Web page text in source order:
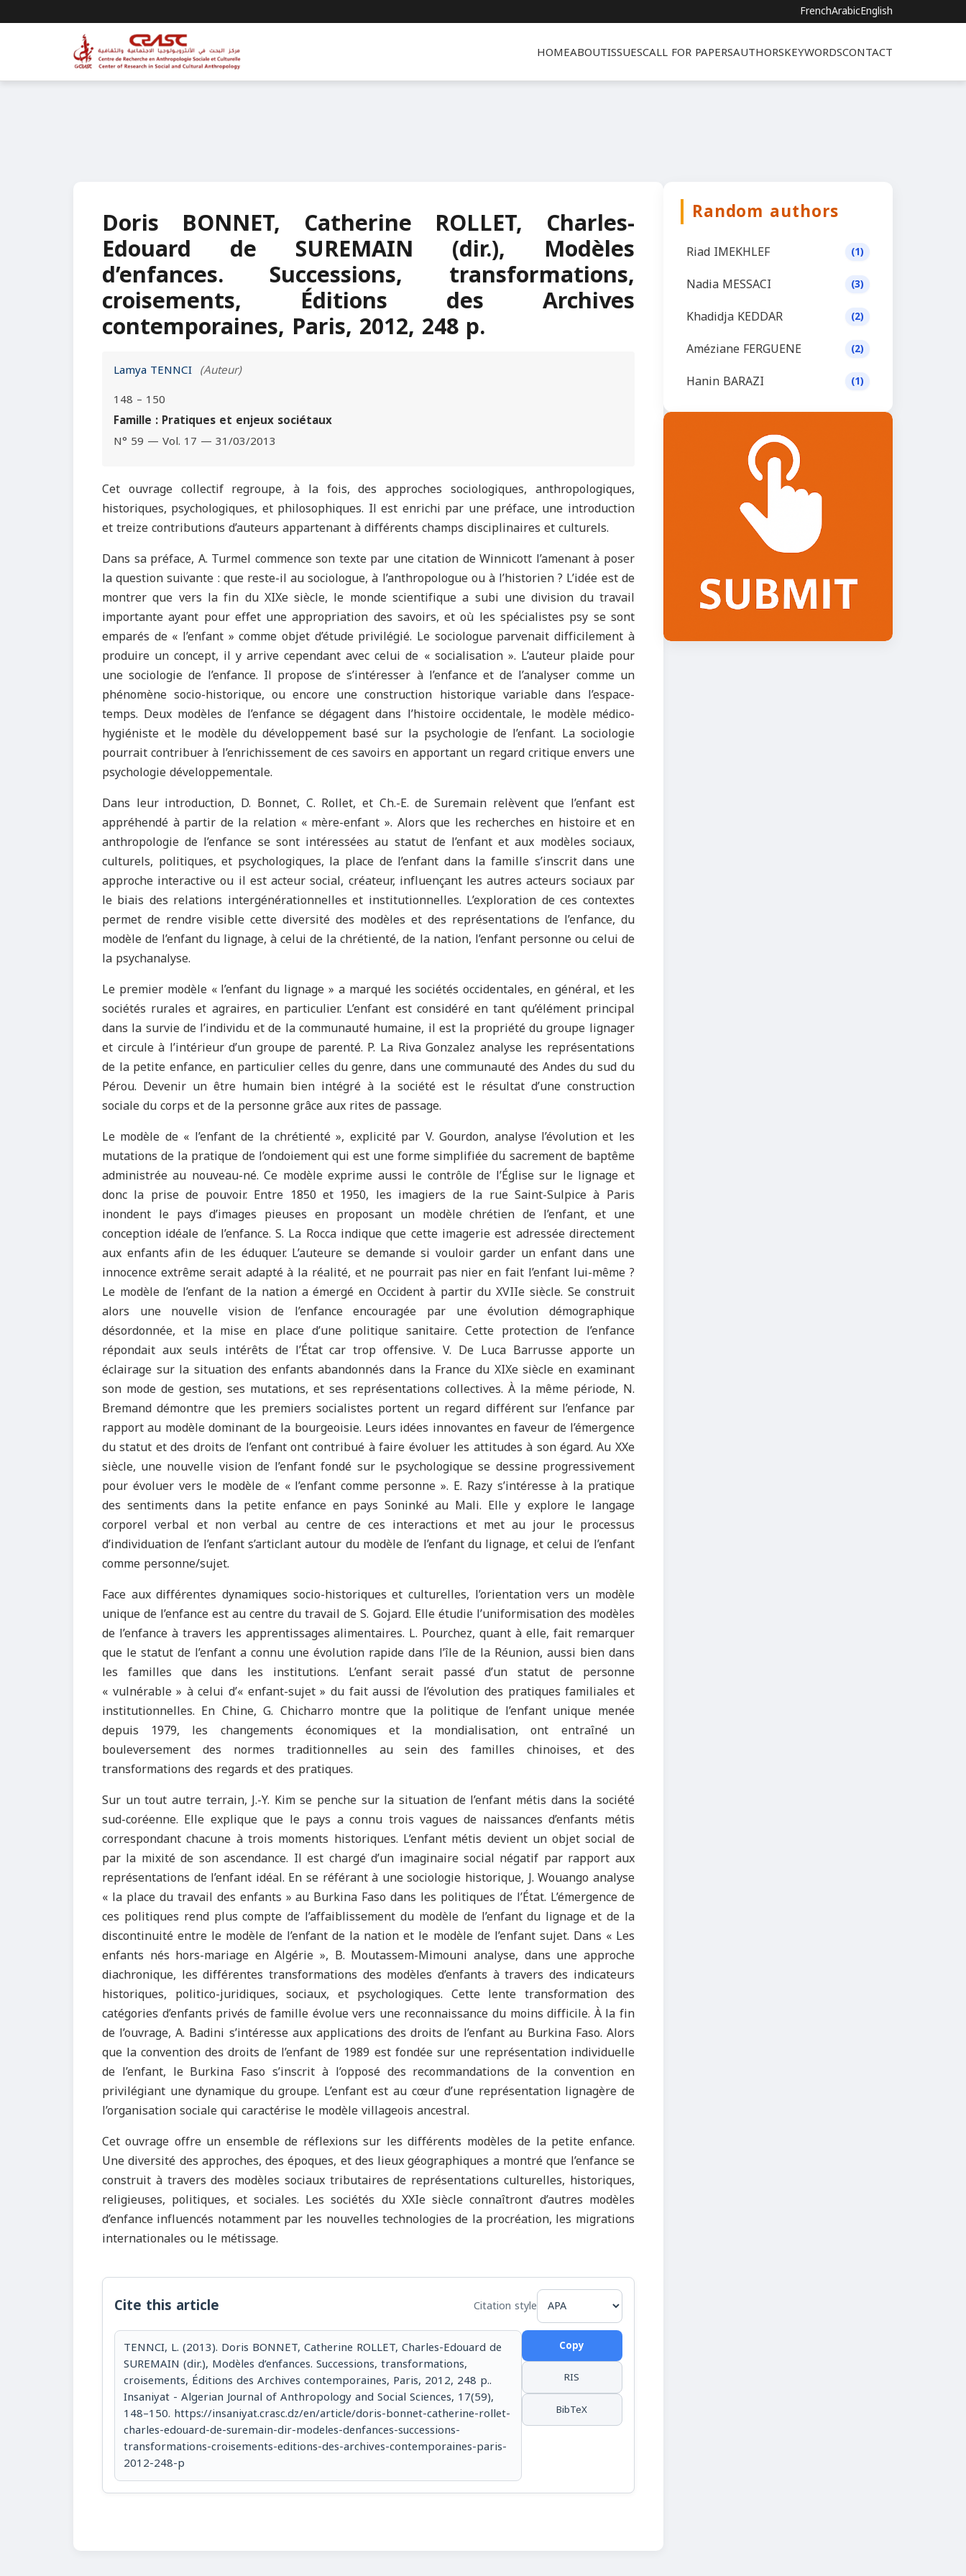
FrenchArabicEnglish
HOMEABOUTISSUESCALL FOR PAPERSAUTHORSKEYWORDSCONTACT
Doris BONNET, Catherine ROLLET, Charles-
Edouard de SUREMAIN (dir.), Modèles
d’enfances. Successions, transformations,
croisements, Éditions des Archives
contemporaines, Paris, 2012, 248 p.
Lamya TENNCI (Auteur)
148 – 150
Famille : Pratiques et enjeux sociétaux
N° 59 — Vol. 17 — 31/03/2013
Cet ouvrage collectif regroupe, à la fois, des approches sociologiques, anthropologiques,
historiques, psychologiques, et philosophiques. Il est enrichi par une préface, une introduction
et treize contributions d’auteurs appartenant à différents champs disciplinaires et culturels.
Dans sa préface, A. Turmel commence son texte par une citation de Winnicott l’amenant à poser
la question suivante : que reste-il au sociologue, à l’anthropologue ou à l’historien ? L’idée est de
montrer que vers la fin du XIXe siècle, le monde scientifique a subi une division du travail
importante ayant pour effet une appropriation des savoirs, et où les spécialistes psy se sont
emparés de « l’enfant » comme objet d’étude privilégié. Le sociologue parvenait difficilement à
produire un concept, il y arrive cependant avec celui de « socialisation ». L’auteur plaide pour
une sociologie de l’enfance. Il propose de s’intéresser à l’enfance et de l’analyser comme un
phénomène socio-historique, ou encore une construction historique variable dans l’espace-
temps. Deux modèles de l’enfance se dégagent dans l’histoire occidentale, le modèle médico-
hygiéniste et le modèle du développement basé sur la psychologie de l’enfant. La sociologie
pourrait contribuer à l’enrichissement de ces savoirs en apportant un regard critique envers une
psychologie développementale.
Dans leur introduction, D. Bonnet, C. Rollet, et Ch.-E. de Suremain relèvent que l’enfant est
appréhendé à partir de la relation « mère-enfant ». Alors que les recherches en histoire et en
anthropologie de l’enfance se sont intéressées au statut de l’enfant et aux modèles sociaux,
culturels, politiques, et psychologiques, la place de l’enfant dans la famille s’inscrit dans une
approche interactive ou il est acteur social, créateur, influençant les autres acteurs sociaux par
le biais des relations intergénérationnelles et institutionnelles. L’exploration de ces contextes
permet de rendre visible cette diversité des modèles et des représentations de l’enfance, du
modèle de l’enfant du lignage, à celui de la chrétienté, de la nation, l’enfant personne ou celui de
la psychanalyse.
Le premier modèle « l’enfant du lignage » a marqué les sociétés occidentales, en général, et les
sociétés rurales et agraires, en particulier. L’enfant est considéré en tant qu’élément principal
dans la survie de l’individu et de la communauté humaine, il est la propriété du groupe lignager
et circule à l’intérieur d’un groupe de parenté. P. La Riva Gonzalez analyse les représentations
de la petite enfance, en particulier celles du genre, dans une communauté des Andes du sud du
Pérou. Devenir un être humain bien intégré à la société est le résultat d’une construction
sociale du corps et de la personne grâce aux rites de passage.
Le modèle de « l’enfant de la chrétienté », explicité par V. Gourdon, analyse l’évolution et les
mutations de la pratique de l’ondoiement qui est une forme simplifiée du sacrement de baptême
administrée au nouveau-né. Ce modèle exprime aussi le contrôle de l’Église sur le lignage et
donc la prise de pouvoir. Entre 1850 et 1950, les imagiers de la rue Saint-Sulpice à Paris
inondent le pays d’images pieuses en proposant un modèle chrétien de l’enfant, et une
conception idéale de l’enfance. S. La Rocca indique que cette imagerie est adressée directement
aux enfants afin de les éduquer. L’auteure se demande si vouloir garder un enfant dans une
innocence extrême serait adapté à la réalité, et ne pourrait pas nier en fait l’enfant lui-même ?
Le modèle de l’enfant de la nation a émergé en Occident à partir du XVIIe siècle. Se construit
alors une nouvelle vision de l’enfance encouragée par une évolution démographique
désordonnée, et la mise en place d’une politique sanitaire. Cette protection de l’enfance
répondait aux seuls intérêts de l’État car trop offensive. V. De Luca Barrusse apporte un
éclairage sur la situation des enfants abandonnés dans la France du XIXe siècle en examinant
son mode de gestion, ses mutations, et ses représentations collectives. À la même période, N.
Bremand démontre que les premiers socialistes portent un regard différent sur l’enfance par
rapport au modèle dominant de la bourgeoisie. Leurs idées innovantes en faveur de l’émergence
du statut et des droits de l’enfant ont contribué à faire évoluer les attitudes à son égard. Au XXe
siècle, une nouvelle vision de l’enfant fondé sur le psychologique se dessine progressivement
pour évoluer vers le modèle de « l’enfant comme personne ». E. Razy s’intéresse à la pratique
des sentiments dans la petite enfance en pays Soninké au Mali. Elle y explore le langage
corporel verbal et non verbal au centre de ces interactions et met au jour le processus
d’individuation de l’enfant s’articlant autour du modèle de l’enfant du lignage, et celui de l’enfant
comme personne/sujet.
Face aux différentes dynamiques socio-historiques et culturelles, l’orientation vers un modèle
unique de l’enfance est au centre du travail de S. Gojard. Elle étudie l’uniformisation des modèles
de l’enfance à travers les apprentissages alimentaires. L. Pourchez, quant à elle, fait remarquer
que le statut de l’enfant a connu une évolution rapide dans l’île de la Réunion, aussi bien dans
les familles que dans les institutions. L’enfant serait passé d’un statut de personne
« vulnérable » à celui d’« enfant-sujet » du fait aussi de l’évolution des pratiques familiales et
institutionnelles. En Chine, G. Chicharro montre que la politique de l’enfant unique menée
depuis 1979, les changements économiques et la mondialisation, ont entraîné un
bouleversement des normes traditionnelles au sein des familles chinoises, et des
transformations des regards et des pratiques.
Sur un tout autre terrain, J.-Y. Kim se penche sur la situation de l’enfant métis dans la société
sud-coréenne. Elle explique que le pays a connu trois vagues de naissances d’enfants métis
correspondant chacune à trois moments historiques. L’enfant métis devient un objet social de
par la mixité de son ascendance. Il est chargé d’un imaginaire social négatif par rapport aux
représentations de l’enfant idéal. En se référant à une sociologie historique, J. Wouango analyse
« la place du travail des enfants » au Burkina Faso dans les politiques de l’État. L’émergence de
ces politiques rend plus compte de l’affaiblissement du modèle de l’enfant du lignage et de la
discontinuité entre le modèle de l’enfant de la nation et le modèle de l’enfant sujet. Dans « Les
enfants nés hors-mariage en Algérie », B. Moutassem-Mimouni analyse, dans une approche
diachronique, les différentes transformations des modèles d’enfants à travers des indicateurs
historiques, politico-juridiques, sociaux, et psychologiques. Cette lente transformation des
catégories d’enfants privés de famille évolue vers une reconnaissance du moins difficile. À la fin
de l’ouvrage, A. Badini s’intéresse aux applications des droits de l’enfant au Burkina Faso. Alors
que la convention des droits de l’enfant de 1989 est fondée sur une représentation individuelle
de l’enfant, le Burkina Faso s’inscrit à l’opposé des recommandations de la convention en
privilégiant une dynamique du groupe. L’enfant est au cœur d’une représentation lignagère de
l’organisation sociale qui caractérise le modèle villageois ancestral.
Cet ouvrage offre un ensemble de réflexions sur les différents modèles de la petite enfance.
Une diversité des approches, des époques, et des lieux géographiques a montré que l’enfance se
construit à travers des modèles sociaux tributaires de représentations culturelles, historiques,
religieuses, politiques, et sociales. Les sociétés du XXIe siècle connaîtront d’autres modèles
d’enfance influencés notamment par les nouvelles technologies de la procréation, les migrations
internationales ou le métissage.
Cite this article Citation style
TENNCI, L. (2013). Doris BONNET, Catherine ROLLET, Charles-Edouard de
SUREMAIN (dir.), Modèles d’enfances. Successions, transformations,
croisements, Éditions des Archives contemporaines, Paris, 2012, 248 p..
Insaniyat - Algerian Journal of Anthropology and Social Sciences, 17(59),
148–150. https://insaniyat.crasc.dz/en/article/doris-bonnet-catherine-rollet-
charles-edouard-de-suremain-dir-modeles-denfances-successions-
transformations-croisements-editions-des-archives-contemporaines-paris-
2012-248-p
Copy
RIS
BibTeX
Random authors
Riad IMEKHLEF (1)
Nadia MESSACI (3)
Khadidja KEDDAR (2)
Améziane FERGUENE (2)
Hanin BARAZI (1)